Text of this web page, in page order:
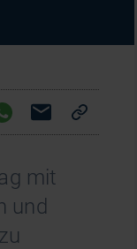
mit
und